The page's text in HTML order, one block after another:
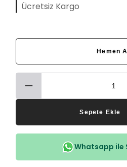
Ücretsiz Kargo
Hemen Al
Sepete Ekle
Whatsapp ile